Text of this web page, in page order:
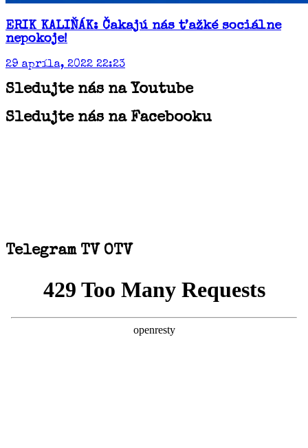
ERIK KALIŇÁK: Čakajú nás ťažké sociálne
nepokoje!
29 apríla, 2022 22:23
Sledujte nás na Youtube
Sledujte nás na Facebooku
Telegram TV OTV